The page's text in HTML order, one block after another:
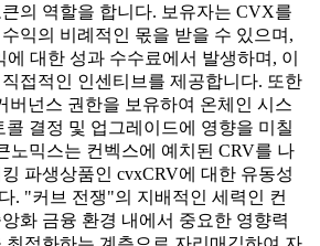
의 역할을 합니다. 보유자는 CVX를
익의 비례적인 몫을 받을 수 있으며,
대한 성과 수수료에서 발생하며, 이
접적인 인센티브를 제공합니다. 또한
버넌스 권한을 보유하여 온체인 시스
결정 및 업그레이드에 영향을 미칠
노믹스는 컨벡스에 예치된 CRV를 나
파생상품인 cvxCRV에 대한 유동성
. "커브 전쟁"의 지배적인 세력인 컨
화 금융 환경 내에서 중요한 영향력